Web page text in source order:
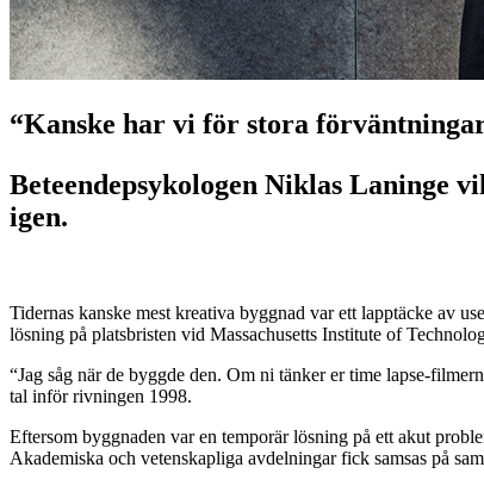
“Kanske har vi för stora
Beteendepsykologen Niklas Laninge
igen.
Tidernas kanske mest kreativa byggnad var ett lapptäcke av
lösning på platsbristen vid Massachusetts Institute of
“Jag såg när de byggde den. Om ni tänker er time lapse-
tal inför rivningen 1998.
Eftersom byggnaden var en temporär lösning på ett akut
Akademiska och vetenskapliga avdelningar fick samsas på